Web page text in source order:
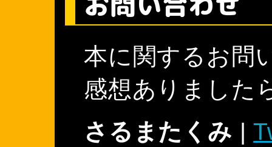
本に関するお問
感想ありました
さるまたくみ |